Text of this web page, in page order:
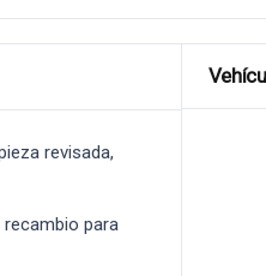
revisada,
para